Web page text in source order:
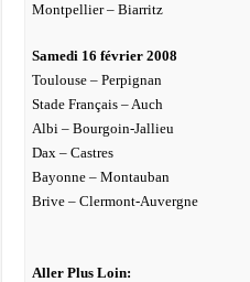
Montpellier – Biarritz
Samedi 16 février 2008
Toulouse – Perpignan
Stade Français – Auch
Albi – Bourgoin-Jallieu
Dax – Castres
Bayonne – Montauban
Brive – Clermont-Auvergne
Aller Plus Loin: